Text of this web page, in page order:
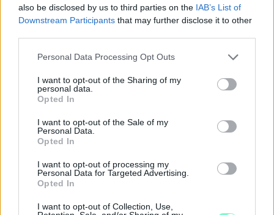
also be disclosed by us to third parties on the IAB’s List of
Downstream Participants that may further disclose it to other
Please note that this website/app uses one or more Google
not limited to your visit or usage behaviour. You may click to
grant or deny consent to Google and its third-party tags to
use your data for below specified purposes in below Google
consent section.
Personal Data Processing Opt Outs
I want to opt-out of the Sharing of my
personal data.
Opted In
I want to opt-out of the Sale of my
Personal Data.
Opted In
I want to opt-out of processing my
Personal Data for Targeted Advertising.
Opted In
I want to opt-out of Collection, Use,
BAROKK POMPÁBA ÖLTÖZIK A BELVÁROS:
HÉTVÉGÉN RENDEZIK MEG A XXXIII. GYŐRI BAROKK
ESKÜVŐT
Jubileumi fogadalom megerősítés, történelmi felvonulás,
7–8-án.